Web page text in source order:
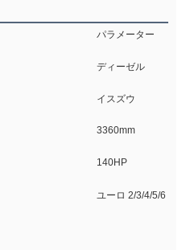
パラメーター
ディーゼル
イスズウ
3360mm
140HP
ユーロ 2/3/4/5/6